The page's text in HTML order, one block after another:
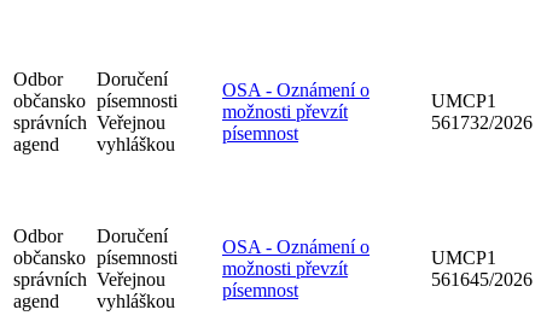
Odbor
občansko
správních
agend
Doručení
písemnosti
Veřejnou
vyhláškou
OSA - Oznámení o
možnosti převzít
písemnost
UMCP1
561732/2026
Odbor
občansko
správních
agend
Doručení
písemnosti
Veřejnou
vyhláškou
OSA - Oznámení o
možnosti převzít
písemnost
UMCP1
561645/2026